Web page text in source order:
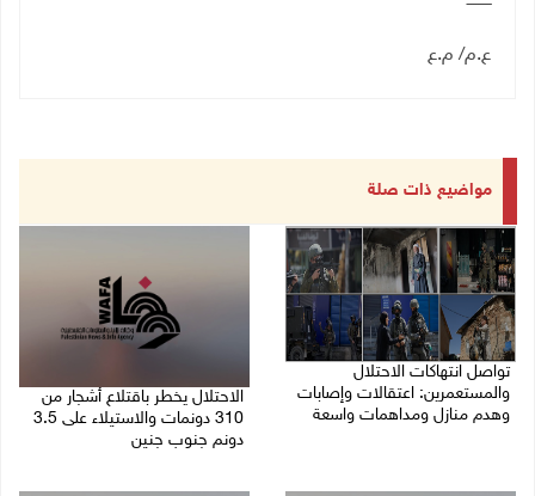
ع.م/ م.ع
مواضيع ذات صلة
تواصل انتهاكات الاحتلال
والمستعمرين: اعتقالات وإصابات
وهدم منازل ومداهمات واسعة
الاحتلال يخطر باقتلاع أشجار من
310 دونمات والاستيلاء على 3.5
دونم جنوب جنين